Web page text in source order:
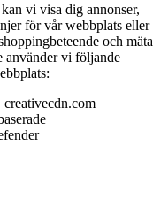
vi visa dig annonser,
för vår webbplats eller
och mäta
använder vi följande